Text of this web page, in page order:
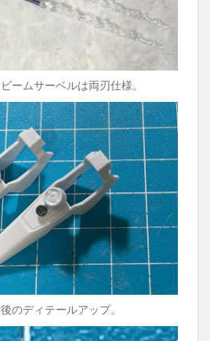
ームサーベルは両刃仕様。
のディテールアップ。